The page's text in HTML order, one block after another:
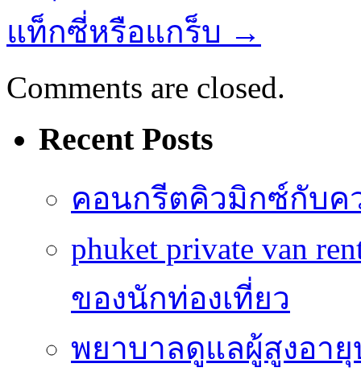
แท็กซี่หรือแกร็บ →
Comments are closed.
Recent Posts
คอนกรีตคิวมิกซ์กับค
phuket private van
ของนักท่องเที่ยว
พยาบาลดูแลผู้สูงอา